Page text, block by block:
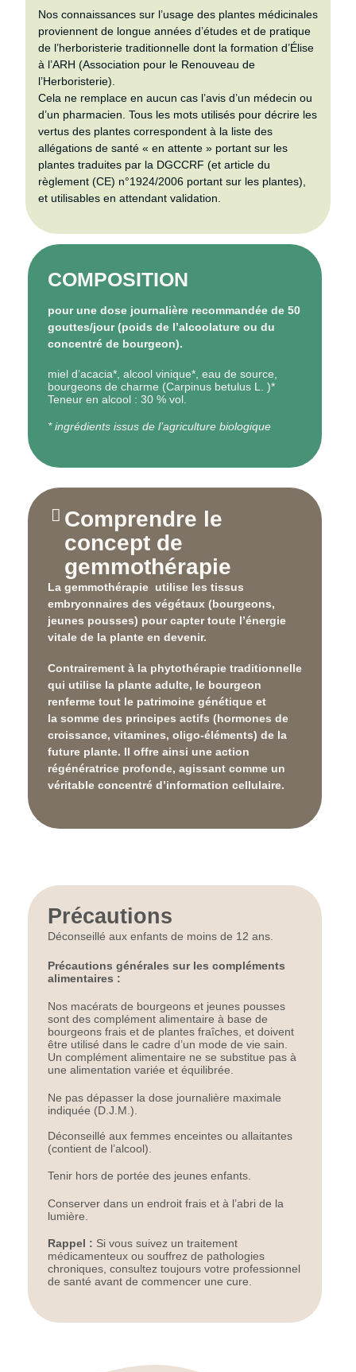
Nos connaissances sur l’usage des plantes médicinales
proviennent de longue années d’études et de pratique
de l’herboristerie traditionnelle dont la formation d’Élise
à l’ARH (Association pour le Renouveau de
l’Herboristerie).
Cela ne remplace en aucun cas l’avis d’un médecin ou
d’un pharmacien. Tous les mots utilisés pour décrire les
vertus des plantes correspondent à la liste des
allégations de santé « en attente » portant sur les
plantes traduites par la DGCCRF (et article du
règlement (CE) n°1924/2006 portant sur les plantes),
et utilisables en attendant validation.
COMPOSITION
pour une dose journalière recommandée de 50
gouttes/jour (poids de l’alcoolature ou du
concentré de bourgeon).
miel d’acacia*, alcool vinique*, eau de source,
bourgeons de charme (Carpinus betulus L. )*
Teneur en alcool : 30 % vol.
* ingrédients issus de l’agriculture biologique
Comprendre le
concept de
gemmothérapie
La gemmothérapie utilise les tissus
embryonnaires des végétaux (bourgeons,
jeunes pousses) pour capter toute l’énergie
vitale de la plante en devenir.
Contrairement à la phytothérapie traditionnelle
qui utilise la plante adulte, le bourgeon
renferme tout le patrimoine génétique et
la somme des principes actifs (hormones de
croissance, vitamines, oligo-éléments) de la
future plante. Il offre ainsi une action
régénératrice profonde, agissant comme un
véritable concentré d’information cellulaire.
Précautions
Déconseillé aux enfants de moins de 12 ans.
Précautions générales sur les compléments
alimentaires :
Nos macérats de bourgeons et jeunes pousses
sont des complément alimentaire à base de
bourgeons frais et de plantes fraîches, et doivent
être utilisé dans le cadre d’un mode de vie sain.
Un complément alimentaire ne se substitue pas à
une alimentation variée et équilibrée.
Ne pas dépasser la dose journalière maximale
indiquée (D.J.M.).
Déconseillé aux femmes enceintes ou allaitantes
(contient de l’alcool).
Tenir hors de portée des jeunes enfants.
Conserver dans un endroit frais et à l’abri de la
lumière.
Rappel : Si vous suivez un traitement
médicamenteux ou souffrez de pathologies
chroniques, consultez toujours votre professionnel
de santé avant de commencer une cure.